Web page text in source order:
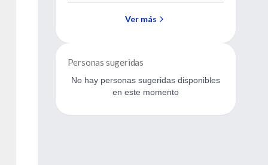
clínica y otras que se desarrollan
Ver más
Personas sugeridas
No hay personas sugeridas disponibles
en este momento